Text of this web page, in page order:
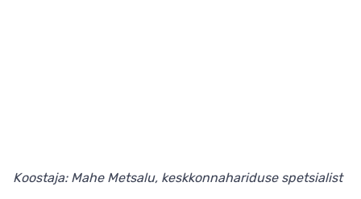
Koostaja: Mahe Metsalu, keskkonnahariduse spetsialist